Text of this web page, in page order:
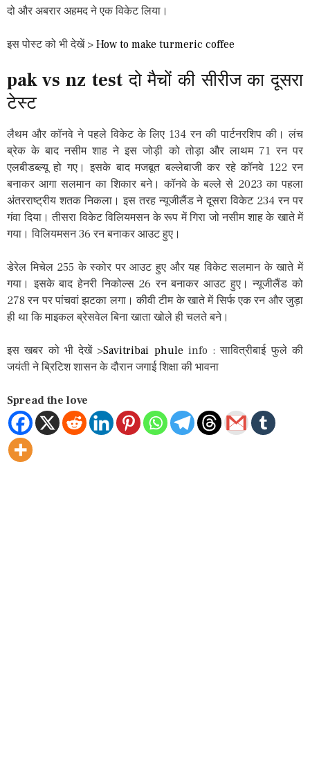
दो और अबरार अहमद ने एक विकेट लिया।
इस पोस्ट को भी देखें > How to make turmeric coffee
pak vs nz test दो मैचों की सीरीज का दूसरा
टेस्ट
लैथम और कॉनवे ने पहले विकेट के लिए 134 रन की पार्टनरशिप की। लंच
ब्रेक के बाद नसीम शाह ने इस जोड़ी को तोड़ा और लाथम 71 रन पर
एलबीडब्ल्यू हो गए। इसके बाद मजबूत बल्लेबाजी कर रहे कॉनवे 122 रन
बनाकर आगा सलमान का शिकार बने। कॉनवे के बल्ले से 2023 का पहला
अंतरराष्ट्रीय शतक निकला। इस तरह न्यूजीलैंड ने दूसरा विकेट 234 रन पर
गंवा दिया। तीसरा विकेट विलियमसन के रूप में गिरा जो नसीम शाह के खाते में
गया। विलियमसन 36 रन बनाकर आउट हुए।
डेरेल मिचेल 255 के स्कोर पर आउट हुए और यह विकेट सलमान के खाते में
गया। इसके बाद हेनरी निकोल्स 26 रन बनाकर आउट हुए। न्यूजीलैंड को
278 रन पर पांचवां झटका लगा। कीवी टीम के खाते में सिर्फ एक रन और जुड़ा
ही था कि माइकल ब्रेसवेल बिना खाता खोले ही चलते बने।
इस खबर को भी देखें >Savitribai phule info : सावित्रीबाई फुले की
जयंती ने ब्रिटिश शासन के दौरान जगाई शिक्षा की भावना
Spread the love